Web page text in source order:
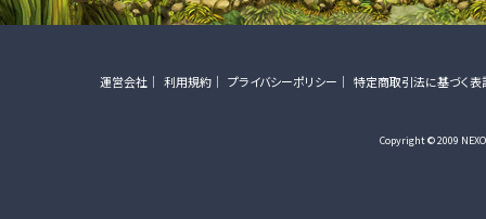
運営会社 利用規約 プライバシーポリシー 特定商取引法に基づく表
Copyright © 2009